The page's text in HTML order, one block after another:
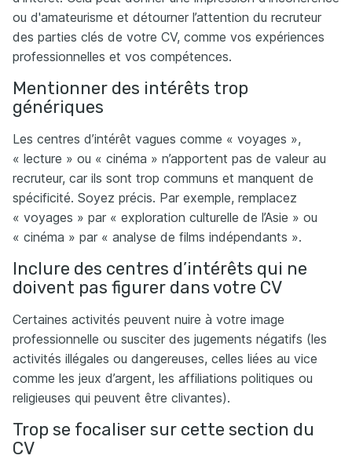
ou d'amateurisme et détourner l’attention du recruteur
des parties clés de votre CV, comme vos expériences
professionnelles et vos compétences.
Mentionner des intérêts trop
génériques
Les centres d’intérêt vagues comme « voyages »,
« lecture » ou « cinéma » n’apportent pas de valeur au
recruteur, car ils sont trop communs et manquent de
spécificité. Soyez précis. Par exemple, remplacez
« voyages » par « exploration culturelle de l’Asie » ou
« cinéma » par « analyse de films indépendants ».
Inclure des centres d’intérêts qui ne
doivent pas figurer dans votre CV
Certaines activités peuvent nuire à votre image
professionnelle ou susciter des jugements négatifs (les
activités illégales ou dangereuses, celles liées au vice
comme les jeux d’argent, les affiliations politiques ou
religieuses qui peuvent être clivantes).
Trop se focaliser sur cette section du
CV